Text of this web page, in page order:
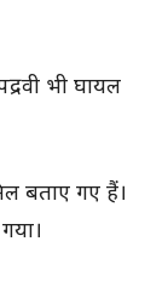
भी घायल
बताए गए हैं।